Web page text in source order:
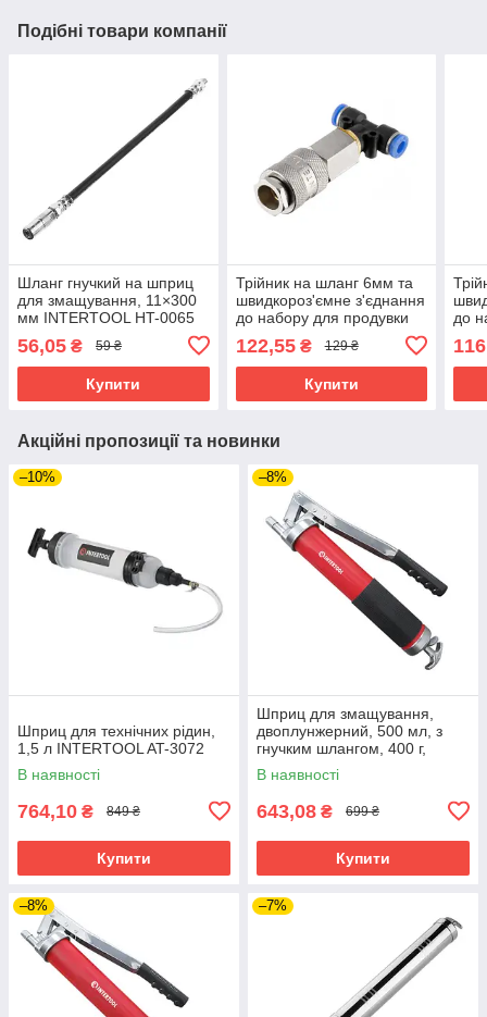
Подібні товари компанії
Шланг гнучкий на шприц
для змащування, 11×300
мм INTERTOOL HT-0065
56,05 ₴ 59 ₴
Купити
Трійник на шланг 6мм та
швидкороз'ємне з'єднання
до набору для продувки
INTERTOOL PT-1866
122,55₴ 129 ₴
Купити
до
Акційні пропозиції та новинки
–10%
Шприц для технічних рідин,
1,5 л INTERTOOL AT-3072
В наявності
764,10 ₴ 849 ₴
Купити
–8%
Шприц для змащування,
двоплунжерний, 500 мл, з
гнучким шлангом, 400 г,
євротуба INTERTOOL AT-
3060
В наявності
643,08 ₴ 699 ₴
Купити
–8% –7%